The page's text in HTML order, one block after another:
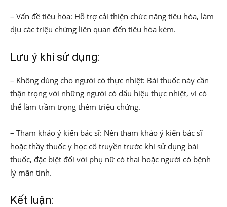
– Vấn đề tiêu hóa: Hỗ trợ cải thiện chức năng tiêu hóa, làm
dịu các triệu chứng liên quan đến tiêu hóa kém.
Lưu ý khi sử dụng:
– Không dùng cho người có thực nhiệt: Bài thuốc này cần
thận trọng với những người có dấu hiệu thực nhiệt, vì có
thể làm trầm trọng thêm triệu chứng.
– Tham khảo ý kiến bác sĩ: Nên tham khảo ý kiến bác sĩ
hoặc thầy thuốc y học cổ truyền trước khi sử dụng bài
thuốc, đặc biệt đối với phụ nữ có thai hoặc người có bệnh
lý mãn tính.
Kết luận: